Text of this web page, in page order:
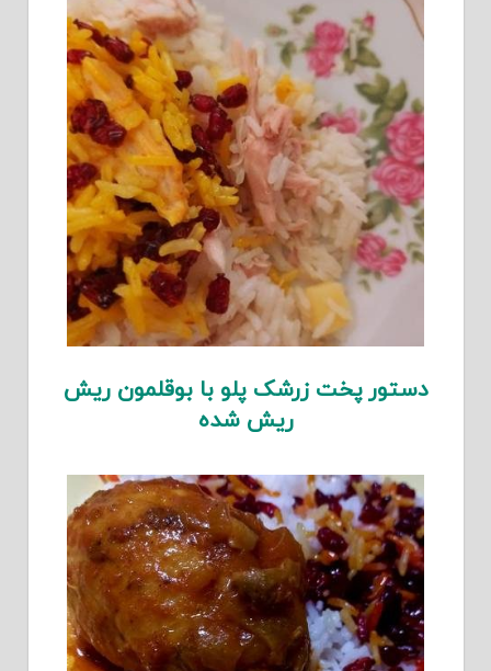
دستور پخت زرشک پلو با بوقلمون ریش
ریش شده